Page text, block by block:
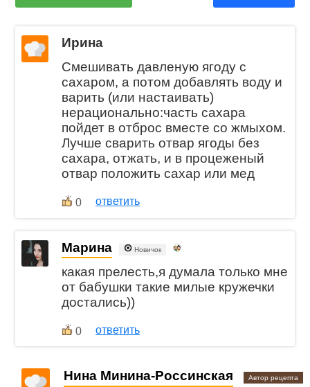
Ирина
Смешивать давленую ягоду с
сахаром, а потом добавлять воду и
варить (или настаивать)
нерационально:часть сахара
пойдет в отброс вместе со жмыхом.
Лучше сварить отвар ягоды без
сахара, отжать, и в процеженый
отвар положить сахар или мед
0 ответить
Марина Новичок
какая прелесть,я думала только мне
от бабушки такие милые кружечки
достались))
0 ответить
Нина Минина-Россинская Автор рецепта